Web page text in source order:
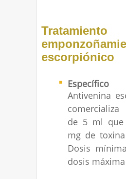
escorpiónico
Específico
Antivenina
de 5 ml que
mg de
Dosis
dosis